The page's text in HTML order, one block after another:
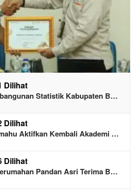
Dilihat
Statistik Kabupaten B…
Dilihat
Aktifkan Kembali Akademi …
Dilihat
Pandan Asri Terima B…